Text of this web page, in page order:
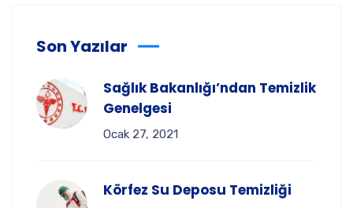
Son Yazılar
Sağlık Bakanlığı’ndan Temizlik
Genelgesi
Ocak 27, 2021
Körfez Su Deposu Temizliği